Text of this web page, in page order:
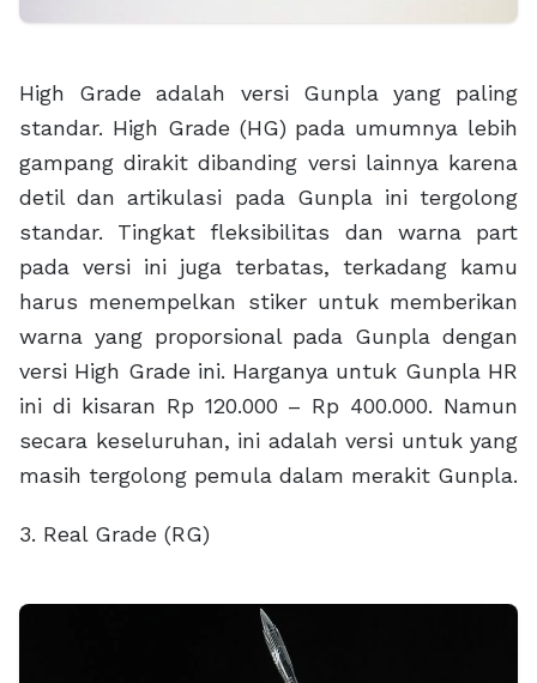
High Grade adalah versi Gunpla yang paling
standar. High Grade (HG) pada umumnya lebih
gampang dirakit dibanding versi lainnya karena
detil dan artikulasi pada Gunpla ini tergolong
standar. Tingkat fleksibilitas dan warna part
pada versi ini juga terbatas, terkadang kamu
harus menempelkan stiker untuk memberikan
warna yang proporsional pada Gunpla dengan
versi High Grade ini. Harganya untuk Gunpla HR
ini di kisaran Rp 120.000 – Rp 400.000. Namun
secara keseluruhan, ini adalah versi untuk yang
masih tergolong pemula dalam merakit Gunpla.
3. Real Grade (RG)